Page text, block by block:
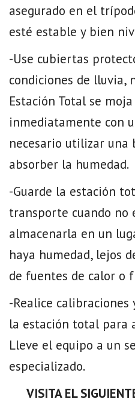
asegurado en el
esté estable y bien
-Use cubiertas
condiciones de lluvia,
Estación Total se
inmediatamente con
necesario utilizar una
absorber la humedad.
-Guarde la estación
transporte cuando no
almacenarla en un
haya humedad, lejos
de fuentes de calor o
-Realice calibraciones
la estación total para
Lleve el equipo a un
especializado.
VISITA EL